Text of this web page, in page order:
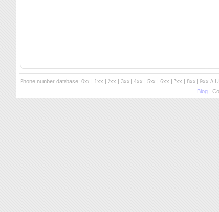
Phone number database: 0xx | 1xx | 2xx | 3xx | 4xx | 5xx | 6xx | 7xx | 8xx | 9xx //
Blog|